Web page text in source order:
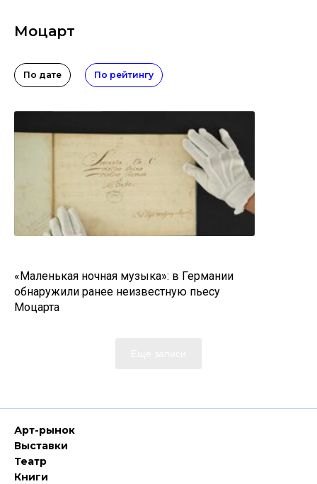
Моцарт
По дате По рейтингу
«Маленькая ночная музыка»: в Германии
обнаружили ранее неизвестную пьесу
Моцарта
Арт-рынок
Выставки
Театр
Книги